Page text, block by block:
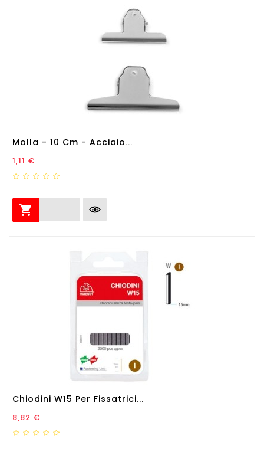
Molla - 10 Cm - Acciaio...
Prezzo
1,11 €

Chiodini W15 Per Fissatrici...
Prezzo
8,82 €